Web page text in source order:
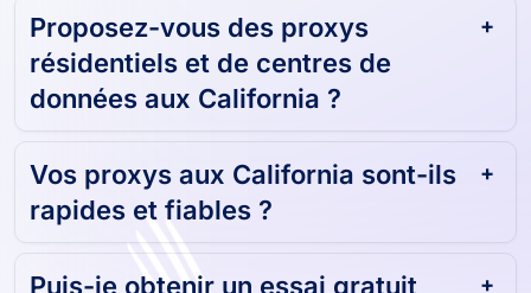
Proposez-vous des proxys
résidentiels et de centres de
données aux California ?
Vos proxys aux California sont-ils
rapides et fiables ?
Puis-je obtenir un essai gratuit